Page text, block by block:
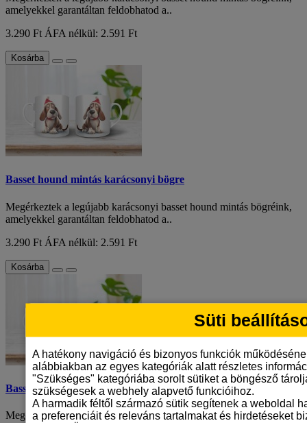
amelyekkel garantáltan feldobhatod a..
3.290 Ft ÁFA nélkül: 2.591 Ft
Kosárba
Basset hound mintás karácsonyi bögre
Megérkeztek a legújabb karácsonyi basset hound mintás bögréink,
amelyekkel garantáltan feldobhatod a..
3.290 Ft ÁFA nélkül: 2.591 Ft
Kosárba
Basset hound mintás karácsonyi bögre
Megérkeztek a legújabb karácsonyi basset hound mintás bögréink,
Süti
A hatékony navigáció és bizonyos funkciók
alábbiakban az egyes kategóriák alatt részletes
"Szükséges" kategóriába sorolt sütiket a böngésző
szükségesek a webhely alapvető funkcióihoz.
A harmadik féltől származó sütik segítenek a weboldal
a preferenciáit és releváns tartalmakat és hirdetéseket